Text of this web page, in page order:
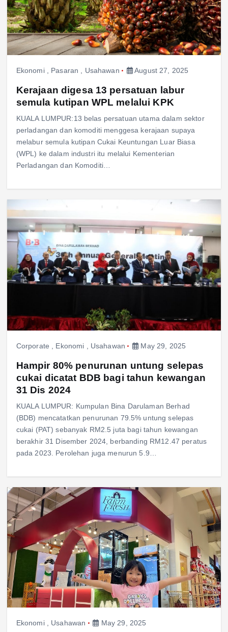
Ekonomi, Pasaran , Usahawan August 27, 2025
Kerajaan digesa 13 persatuan labur
semula kutipan WPL melalui KPK
KUALA LUMPUR:13 belas persatuan utama dalam sektor
perladangan dan komoditi menggesa kerajaan supaya
melabur semula kutipan Cukai Keuntungan Luar Biasa
(WPL) ke dalam industri itu melalui Kementerian
Perladangan dan Komoditi…
Corporate Ekonomi Usahawan May 29, 2025
Hampir 80% penurunan untung selepas
cukai dicatat BDB bagi tahun kewangan
31 Dis 2024
KUALA LUMPUR: Kumpulan Bina Darulaman Berhad
(BDB) mencatatkan penurunan 79.5% untung selepas
cukai (PAT) sebanyak RM2.5 juta bagi tahun kewangan
berakhir 31 Disember 2024, berbanding RM12.47 peratus
pada 2023. Perolehan juga menurun 5.9…
Ekonomi, Usahawan May 29, 2025